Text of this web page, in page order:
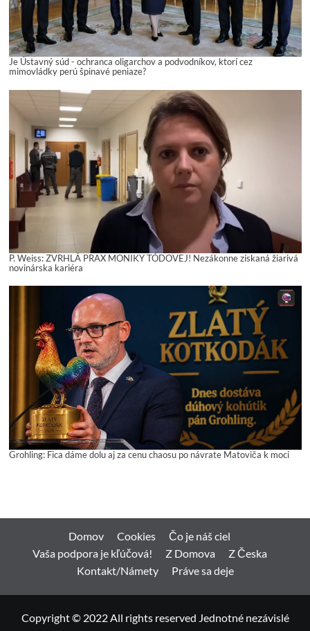
Je Ústavný súd - ochranca oligarchov a podvodníkov, ktorí cez
mimovládky perú špinavé peniaze?
P. Weiss: ZVRHLÁ PRAX MONIKY TÓDOVEJ! Nezákonne získaná žiarivá
novinárska kariéra
Grohling: Fica dáme dolu aj za cenu chaosu po návrate Matoviča k moci
Domov Cookies
Čo je náš ciel
Vaša podpora je kľúčová!
Z Domova
Z Česka
Kontakt/Námety
Práve sa deje
Copyright © 2022 All rights reserved Jednotné nezávislé